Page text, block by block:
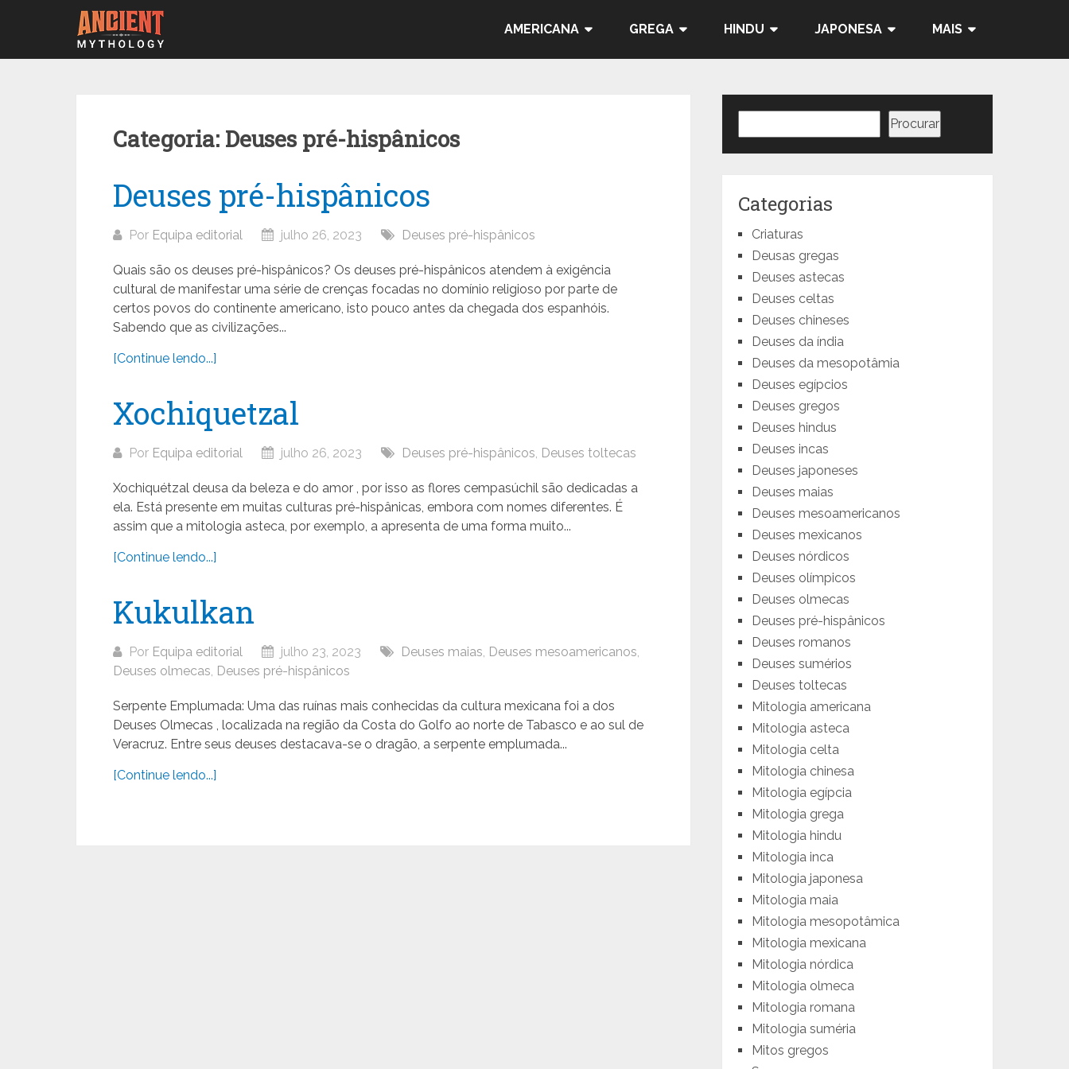
AMERICANA GREGA HINDU JAPONESA MAIS
Categoria: Deuses pré-hispânicos
Deuses pré-hispânicos
Por Equipa editorial julho 26, 2023 Deuses pré-hispânicos
Quais são os deuses pré-hispânicos? Os deuses pré-hispânicos atendem à exigência
cultural de manifestar uma série de crenças focadas no domínio religioso por parte de
certos povos do continente americano, isto pouco antes da chegada dos espanhóis.
Sabendo que as civilizações...
[Continue lendo...]
Xochiquetzal
Por Equipa editorial julho 26, 2023 Deuses pré-hispânicos, Deuses toltecas
Xochiquétzal deusa da beleza e do amor , por isso as flores cempasúchil são dedicadas a
ela. Está presente em muitas culturas pré-hispânicas, embora com nomes diferentes. É
assim que a mitologia asteca, por exemplo, a apresenta de uma forma muito...
[Continue lendo...]
Kukulkan
Por Equipa editorial julho 23, 2023 Deuses maias, Deuses mesoamericanos,
Deuses olmecas, Deuses pré-hispânicos
Serpente Emplumada: Uma das ruínas mais conhecidas da cultura mexicana foi a dos
Deuses Olmecas , localizada na região da Costa do Golfo ao norte de Tabasco e ao sul de
Veracruz. Entre seus deuses destacava-se o dragão, a serpente emplumada...
[Continue lendo...]
Procurar
Categorias
Criaturas
Deusas gregas
Deuses astecas
Deuses celtas
Deuses chineses
Deuses da índia
Deuses da mesopotâmia
Deuses egípcios
Deuses gregos
Deuses hindus
Deuses incas
Deuses japoneses
Deuses maias
Deuses mesoamericanos
Deuses mexicanos
Deuses nórdicos
Deuses olímpicos
Deuses olmecas
Deuses pré-hispânicos
Deuses romanos
Deuses sumérios
Deuses toltecas
Mitologia americana
Mitologia asteca
Mitologia celta
Mitologia chinesa
Mitologia egípcia
Mitologia grega
Mitologia hindu
Mitologia inca
Mitologia japonesa
Mitologia maia
Mitologia mesopotâmica
Mitologia mexicana
Mitologia nórdica
Mitologia olmeca
Mitologia romana
Mitologia suméria
Mitos gregos